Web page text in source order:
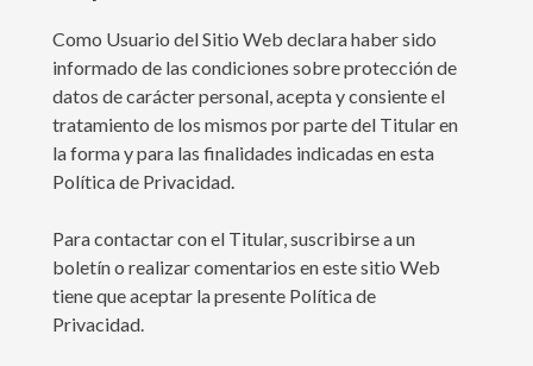
Como Usuario del Sitio Web declara haber sido
informado de las condiciones sobre protección de
datos de carácter personal, acepta y consiente el
tratamiento de los mismos por parte del Titular en
la forma y para las finalidades indicadas en esta
Política de Privacidad.
Para contactar con el Titular, suscribirse a un
boletín o realizar comentarios en este sitio Web
tiene que aceptar la presente Política de
Privacidad.